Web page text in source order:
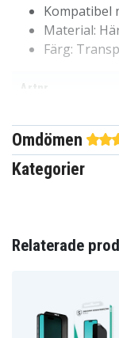
Kompatibel
Material:
Färg:
Artnr
Produkttyp
Funktioner
Omdömen
Kategorier
Relaterade